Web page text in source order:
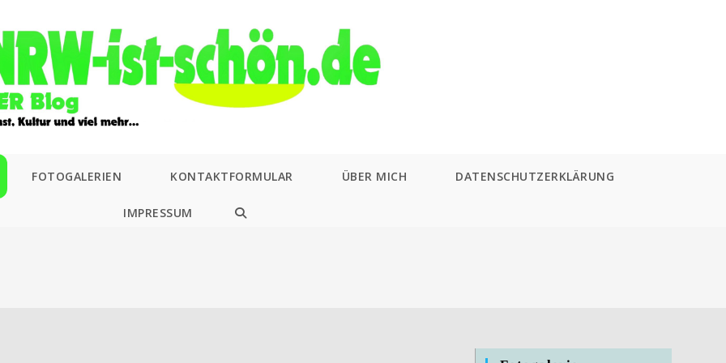
FOTOGALERIEN KONTAKTFORMULAR ÜBER MICH DATENSCHUTZERKLÄRUNG
IMPRESSUM
WEBSITE-